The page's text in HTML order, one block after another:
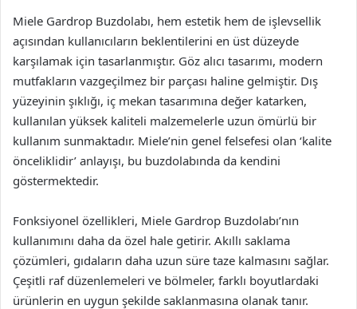
Miele Gardrop Buzdolabı, hem estetik hem de işlevsellik
açısından kullanıcıların beklentilerini en üst düzeyde
karşılamak için tasarlanmıştır. Göz alıcı tasarımı, modern
mutfakların vazgeçilmez bir parçası haline gelmiştir. Dış
yüzeyinin şıklığı, iç mekan tasarımına değer katarken,
kullanılan yüksek kaliteli malzemelerle uzun ömürlü bir
kullanım sunmaktadır. Miele’nin genel felsefesi olan ‘kalite
önceliklidir’ anlayışı, bu buzdolabında da kendini
göstermektedir.
Fonksiyonel özellikleri, Miele Gardrop Buzdolabı’nın
kullanımını daha da özel hale getirir. Akıllı saklama
çözümleri, gıdaların daha uzun süre taze kalmasını sağlar.
Çeşitli raf düzenlemeleri ve bölmeler, farklı boyutlardaki
ürünlerin en uygun şekilde saklanmasına olanak tanır.